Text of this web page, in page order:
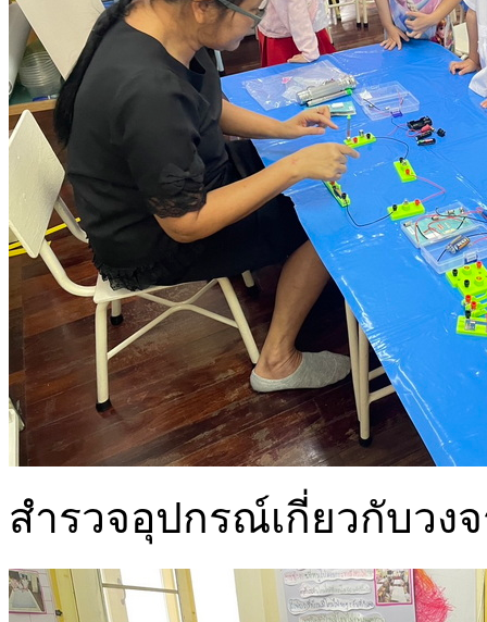
สำรวจอุปกรณ์เกี่ยวกับวง